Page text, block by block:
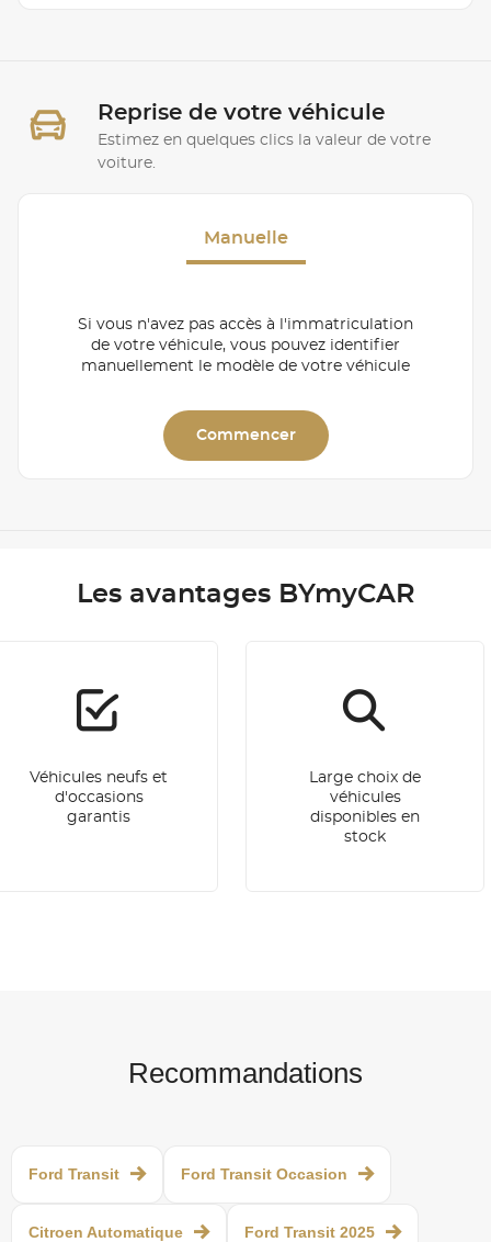
Reprise de votre véhicule
Estimez en quelques clics la valeur de votre
voiture.
Manuelle
Si vous n'avez pas accès à l'immatriculation
de votre véhicule, vous pouvez identifier
manuellement le modèle de votre véhicule
Commencer
Les avantages BYmyCAR
Véhicules neufs et
d'occasions
garantis
Large choix de
véhicules
disponibles en
stock
Recommandations
Ford Transit Ford Transit Occasion
Citroen Automatique Ford Transit 2025